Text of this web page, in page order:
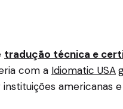
tradução técnica e
com a Idiomatic USA
americanas